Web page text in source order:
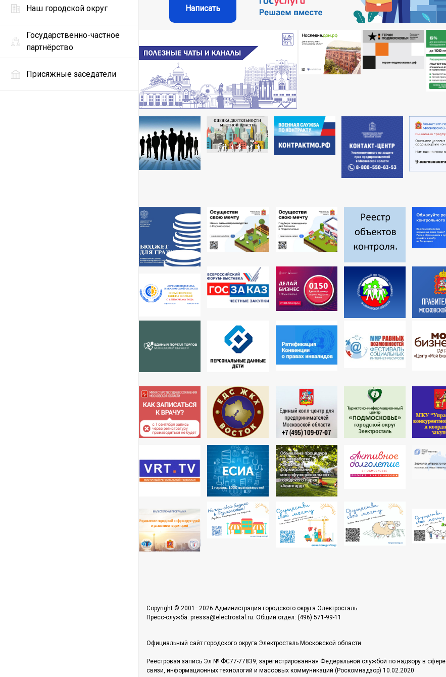
Наш городской округ
Государственно-частное
партнёрство
Присяжные заседатели
Написать
Copyright © 2001–2026 Администрация городского округа Электросталь.
Пресс-служба: pressa@electrostal.ru. Общий отдел: (496) 571-99-11
Официальный сайт городского округа Электросталь Московской области
Реестровая запись Эл № ФС77-77839, зарегистрированная Федеральной службой по надзору в сфере
связи, информационных технологий и массовых коммуникаций (Роскомнадзор) 10.02.2020